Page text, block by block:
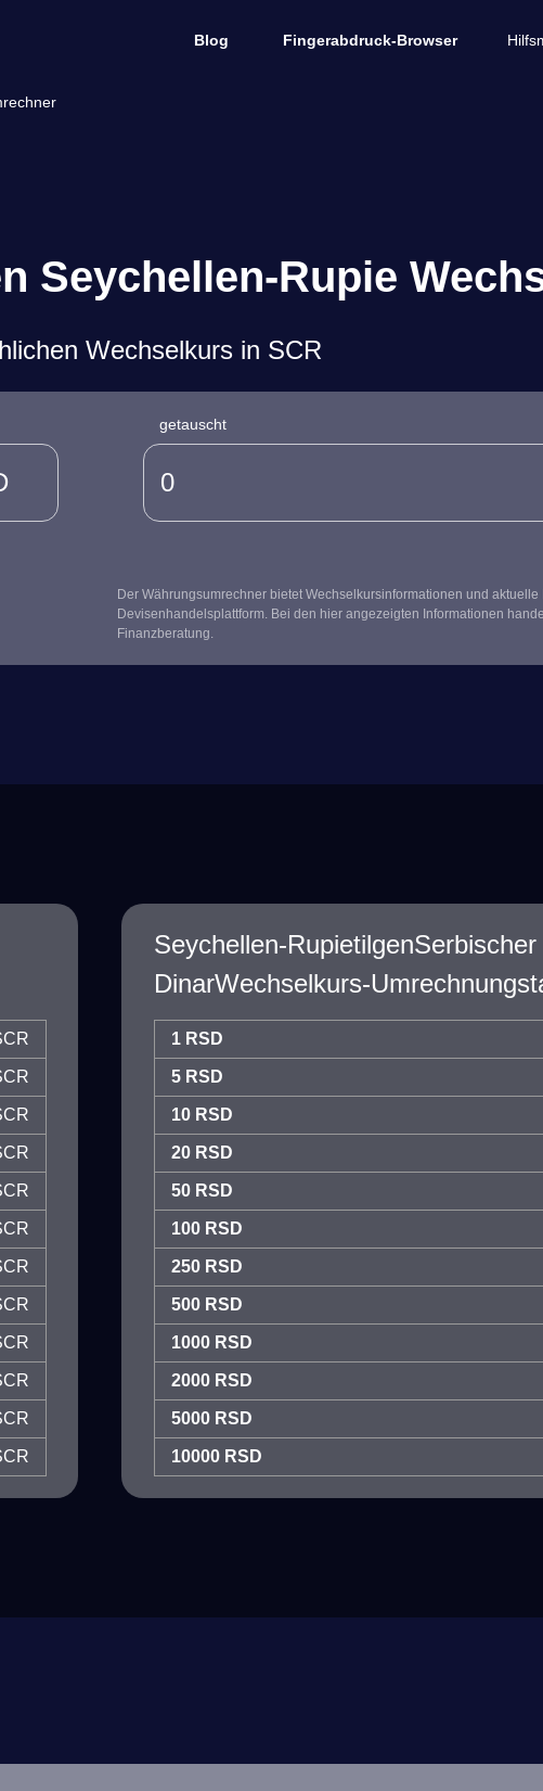
Blog Fingerabdruck-Browser
Seychellen-Rupie
Wechselkurs in SCR
getauscht
Der Währungsumrechner bietet Wechselkursinformationen und
Devisenhandelsplattform. Bei den hier angezeigten Informationen
Finanzberatung.
Seychellen-RupietilgenSerbischer
DinarWechselkurs-
1 RSD
5 RSD
10 RSD
20 RSD
50 RSD
100 RSD
250 RSD
500 RSD
1000 RSD
2000 RSD
5000 RSD
10000 RSD